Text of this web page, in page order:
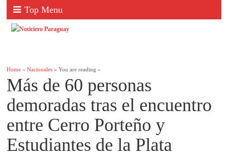
Top Menu
Home »Nacionales » You are reading »
Más de 60 personas
demoradas tras el encuentro
entre Cerro Porteño y
Estudiantes de la Plata